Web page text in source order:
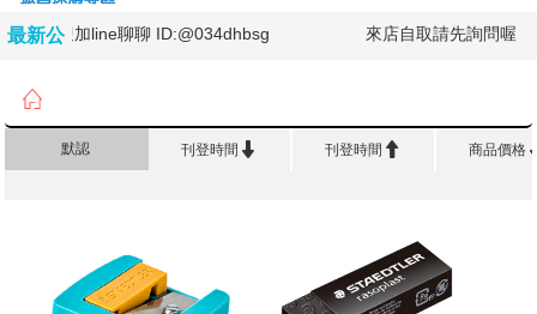
最新公
歡迎加line聊聊 ID:@034dhbsg 來店自取請先詢問喔

默認 刊登時間  刊登時間  商品價格